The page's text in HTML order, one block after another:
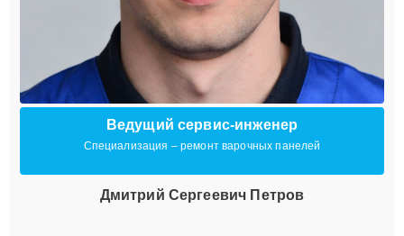
Ведущий сервис-инженер
Специализация – ремонт варочных панелей
Дмитрий Сергеевич Петров